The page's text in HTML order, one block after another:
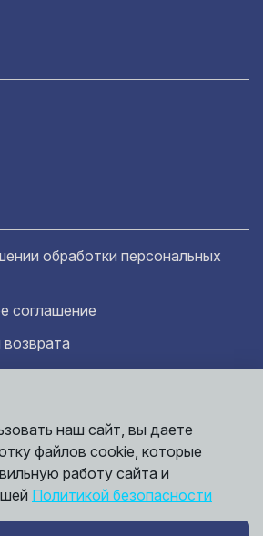
обработки персональных
соглашение
Информация представленная на сайте
носит исключительно ознакомительный
характер и ни при каких условиях не может
считаться публичной офертой. Точные
сведения о ценах, условиях продажи и
наш сайт, вы даете
файлов cookie, которые
работу сайта и
Политикой безопасности
обработки